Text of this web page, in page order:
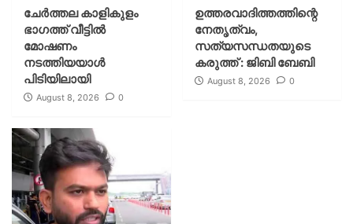
ചേർത്തല കാളികുളം
ഭാഗത്ത് വീട്ടിൽ
മോഷണം
നടത്തിയയാൾ
പിടിയിലായി
August 8, 2026 0
ഉത്തരവാദിത്തത്തിന്റെ
നേതൃത്വം,
സത്യസന്ധതയുടെ
കരുത്ത് : ജിബി ബേബി
August 8, 2026 0